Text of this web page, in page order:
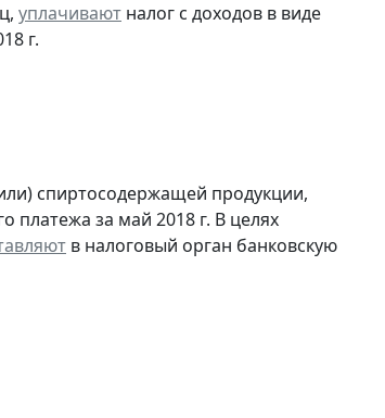
уплачивают налог с доходов в виде
г.
спиртосодержащей продукции,
платежа за май 2018 г. В целях
в налоговый орган банковскую